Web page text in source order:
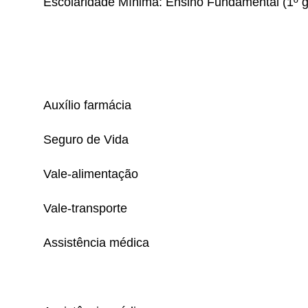
Auxílio farmácia
Seguro de Vida
Vale-alimentação
Vale-transporte
Assistência médica